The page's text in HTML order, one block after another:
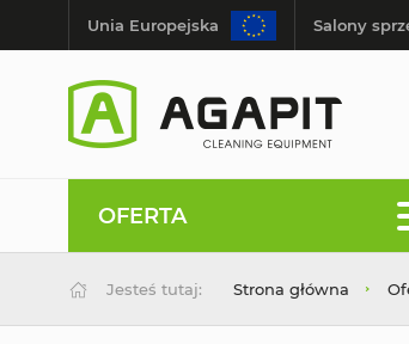
Unia Europejska Salony
OFERTA
Jesteś tutaj: Strona główna